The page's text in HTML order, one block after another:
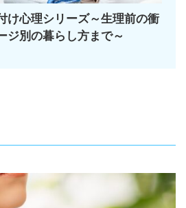
け心理シリーズ～生理前の衝
ジ別の暮らし方まで～